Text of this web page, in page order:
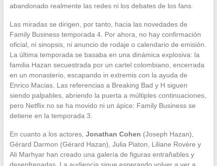
abandonado realmente las redes ni los debates de los fans.
Las miradas se dirigen, por tanto, hacia las novedades de
Family Business temporada 4. Por ahora, no hay confirmación
oficial, ni sinopsis, ni anuncio de rodaje o calendario de emisión.
La última temporada se basaba en una dinámica explosiva: la
familia Hazan secuestrada por un cartel colombiano, encerrada
en un monasterio, escapando in extremis con la ayuda de
Enrico Macias. Las referencias a Breaking Bad y H siguen
siendo palpables, abriendo la puerta a múltiples continuaciones,
pero Netflix no se ha movido ni un ápice: Family Business se
detiene en la temporada 3.
En cuanto a los actores, Jonathan Cohen (Joseph Hazan),
Gérard Darmon (Gérard Hazan), Julia Piaton, Liliane Rovère y
Ali Marhyar han creado una galería de figuras entrañables y